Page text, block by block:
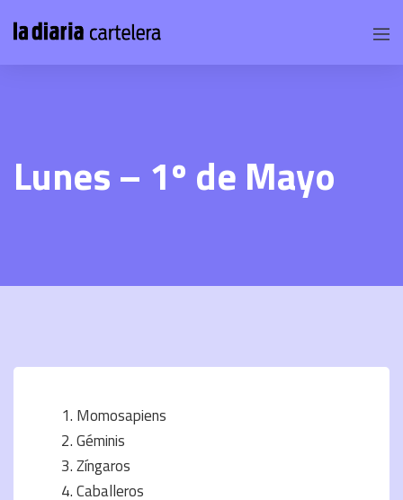
Lunes – 1º de Mayo
Momosapiens
Géminis
Zíngaros
Caballeros